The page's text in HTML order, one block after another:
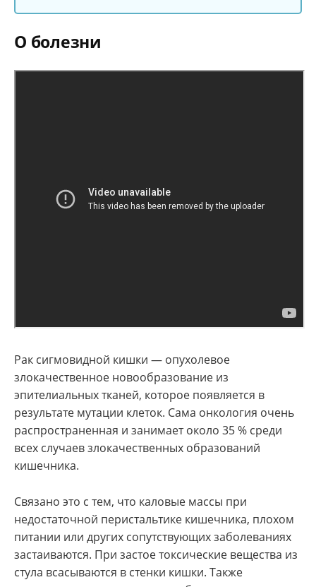
О болезни
Рак сигмовидной кишки — опухолевое
злокачественное новообразование из
эпителиальных тканей, которое появляется в
результате мутации клеток. Сама онкология очень
распространенная и занимает около 35 % среди
всех случаев злокачественных образований
кишечника.
Связано это с тем, что каловые массы при
недостаточной перистальтике кишечника, плохом
питании или других сопутствующих заболеваниях
застаиваются. При застое токсические вещества из
стула всасываются в стенки кишки. Также